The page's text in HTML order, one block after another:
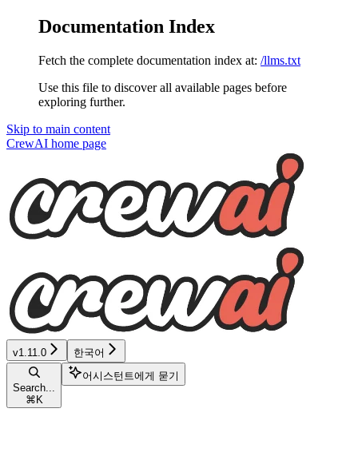
Documentation Index
Fetch the complete documentation index at: /llms.txt
Use this file to discover all available pages before
exploring further.
Skip to main content
CrewAI home page
v1.11.0 한국어
Search...
⌘ K
어시스턴트에게 묻기